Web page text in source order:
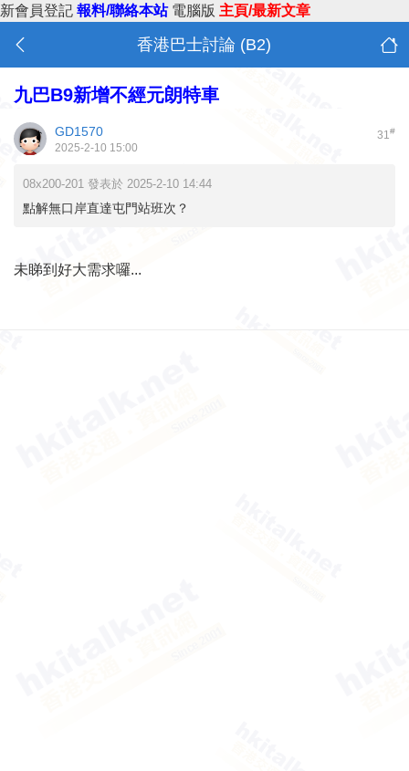
新會員登記 報料/聯絡本站 電腦版 主頁/最新文章
香港巴士討論 (B2)
九巴B9新增不經元朗特車
31#
GD1570
2025-2-10 15:00
08x200-201 發表於 2025-2-10 14:44
點解無口岸直達屯門站班次？
未睇到好大需求囉...